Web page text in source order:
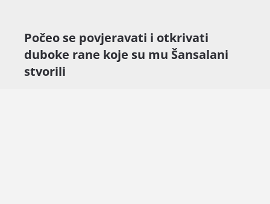
Počeo se povjeravati i otkrivati
duboke rane koje su mu Šansalani
stvorili